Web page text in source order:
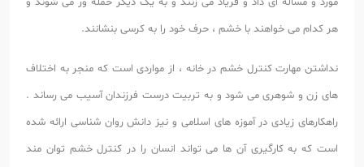
هر کدام می خواهند با خشم ، حرف خود را به کرسی بنشانند.
نداشتن مهارت کنترل خشم در خانه ، از مواردی است که منجر به اختلاف
های زن و شوهری می شود و به تربیت درست فرزندان آسیب می رساند .
راهکارهای زیادی در آموزه های اسلامی و نیز دانش روان شناسی ارائه شده
است که به کارگیری آن ها می تواند انسان را در کنترل خشم توان مند